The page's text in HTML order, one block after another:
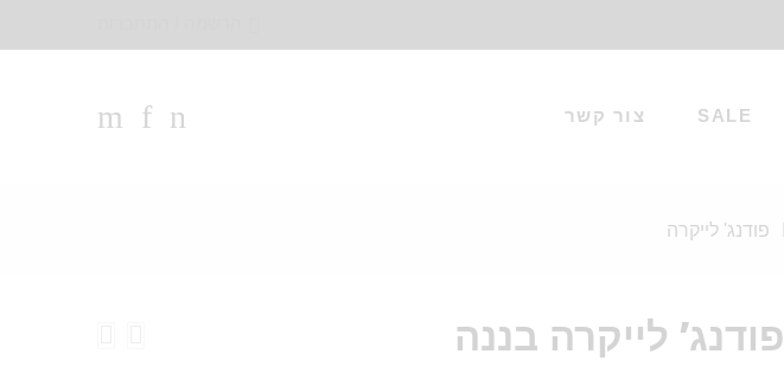
SALE צור קשר
פודנג' לייקרה
פודנג’ לייקרה בננה